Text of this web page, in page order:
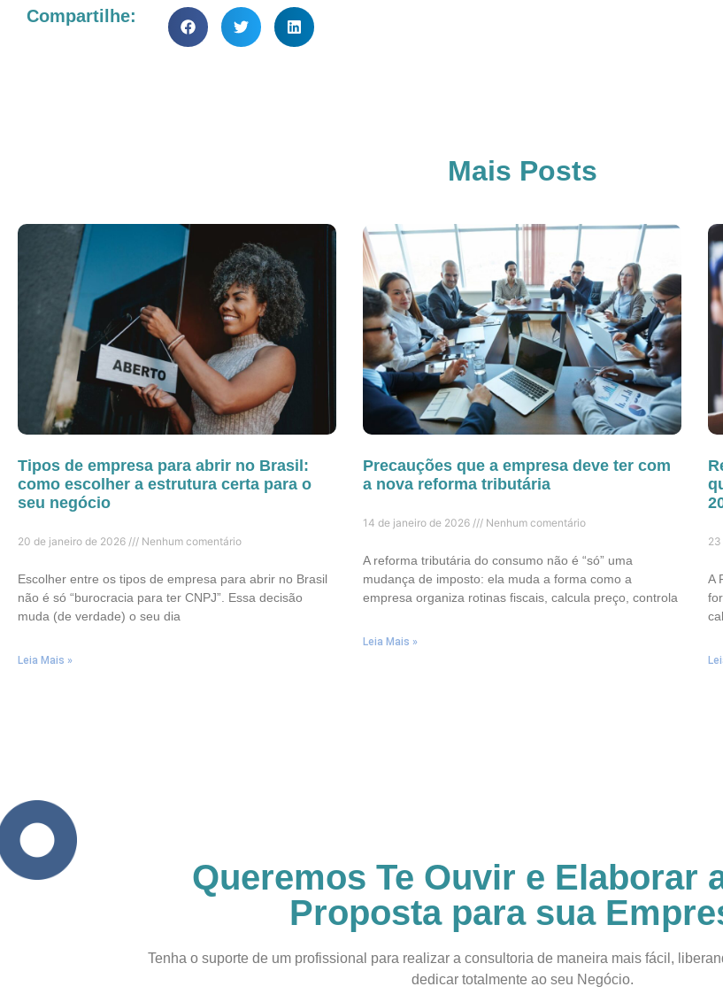
Compartilhe:
Mais Posts
Tipos de empresa para abrir no Brasil:
como escolher a estrutura certa para o
seu negócio
20 de janeiro de 2026 Nenhum comentário
Escolher entre os tipos de empresa para abrir no Brasil
não é só “burocracia para ter CNPJ”. Essa decisão
muda (de verdade) o seu dia
Leia Mais »
Precauções que a empresa deve ter com
a nova reforma tributária
14 de janeiro de 2026 Nenhum comentário
A reforma tributária do consumo não é “só” uma
mudança de imposto: ela muda a forma como a
empresa organiza rotinas fiscais, calcula preço, controla
Leia Mais »
A
Queremos Te Ouvir e Elaborar
Proposta para sua
Tenha o suporte de um profissional para realizar a consultoria de maneira mais fácil,
dedicar totalmente ao seu Negócio.